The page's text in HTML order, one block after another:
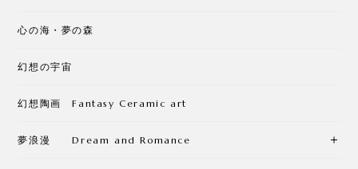
心の海・夢の森
幻想の宇宙
幻想陶画 Fantasy Ceramic art
夢浪漫 Dream and Romance